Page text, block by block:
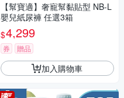
【幫寶適】奢寵幫黏貼型 NB-L
嬰兒紙尿褲 任選3箱
$4,299
券 贈品
加入購物車